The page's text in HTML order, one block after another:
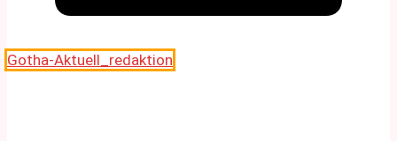
Gotha-Aktuell_redaktion